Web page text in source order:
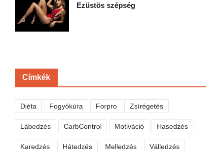
Ezüstös szépség
Címkék
Diéta Fogyókúra Forpro Zsírégetés
Lábedzés CarbControl Motiváció Hasedzés
Karedzés Hátedzés Melledzés Válledzés